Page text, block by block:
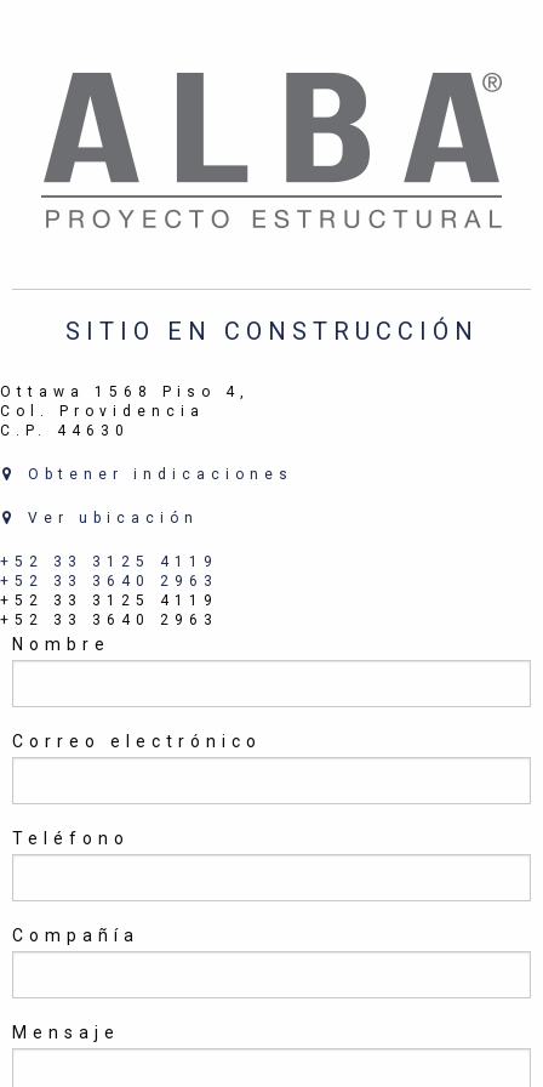
SITIO EN CONSTRUCCIÓN
Ottawa 1568 Piso 4,
Col. Providencia
C.P. 44630
Obtener indicaciones
Ver ubicación
+52 33 3125 4119
+52 33 3640 2963
+52 33 3125 4119
+52 33 3640 2963
Nombre
Correo electrónico
Teléfono
Compañía
Mensaje